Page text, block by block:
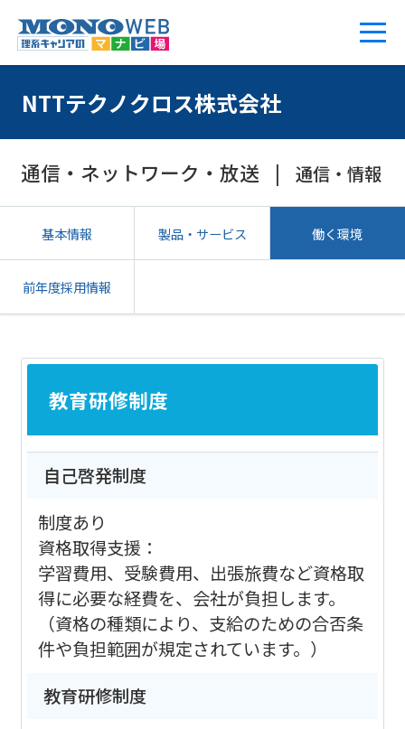
NTTテクノクロス株式会社
通信・ネットワーク・放送 通信・情報
基本情報 製品・サービス 働く環境
前年度採用情報
教育研修制度
自己啓発制度
制度あり
資格取得支援：
学習費用、受験費用、出張旅費など資格取
得に必要な経費を、会社が負担します。
（資格の種類により、支給のための合否条
件や負担範囲が規定されています。）
教育研修制度